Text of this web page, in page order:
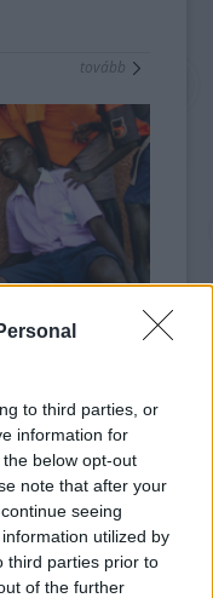
to third parties, or
information for
below opt-out
note that after your
seeing
utilized by
third parties prior to
of the further
tovább
, és megtanítja
tovább